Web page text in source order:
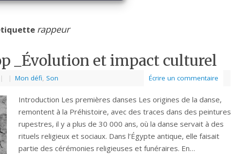
rappeur
_Évolution et impact culturel
| | Mon défi, Son Écrire un commentaire
Introduction Les premières danses Les origines de la danse,
remontent à la Préhistoire, avec des traces dans des peintures
rupestres, il y a plus de 30 000 ans, où la danse servait à des
rituels religieux et sociaux. Dans l’Égypte antique, elle faisait
partie des cérémonies religieuses et funéraires. En…